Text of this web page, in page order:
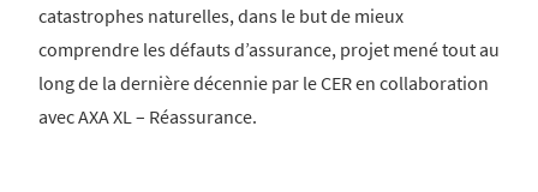
catastrophes naturelles, dans le but de mieux
comprendre les défauts d’assurance, projet mené tout au
long de la dernière décennie par le CER en collaboration
avec AXA XL – Réassurance.